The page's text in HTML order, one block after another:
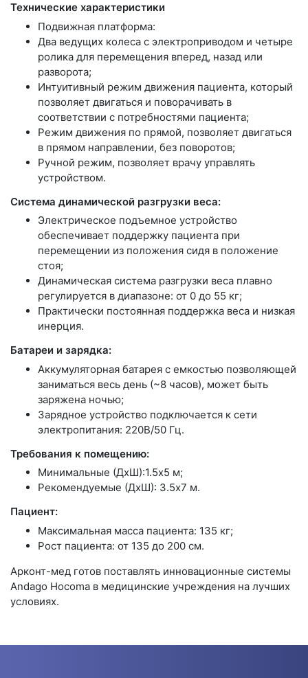
Технические характеристики
Подвижная платформа:
Два ведущих колеса с электроприводом и четыре
ролика для перемещения вперед, назад или
разворота;
Интуитивный режим движения пациента, который
позволяет двигаться и поворачивать в
соответствии с потребностями пациента;
Режим движения по прямой, позволяет двигаться
в прямом направлении, без поворотов;
Ручной режим, позволяет врачу управлять
устройством.
Система динамической разгрузки веса:
Электрическое подъемное устройство
обеспечивает поддержку пациента при
перемещении из положения сидя в положение
стоя;
Динамическая система разгрузки веса плавно
регулируется в диапазоне: от 0 до 55 кг;
Практически постоянная поддержка веса и низкая
инерция.
Батареи и зарядка:
Аккумуляторная батарея с емкостью позволяющей
заниматься весь день (~8 часов), может быть
заряжена ночью;
Зарядное устройство подключается к сети
электропитания: 220В/50 Гц.
Требования к помещению:
Минимальные (ДхШ):1.5х5 м;
Рекомендуемые (ДхШ): 3.5х7 м.
Пациент:
Максимальная масса пациента: 135 кг;
Рост пациента: от 135 до 200 см.
Арконт-мед готов поставлять инновационные системы
Andago Hocoma в медицинские учреждения на лучших
условиях.